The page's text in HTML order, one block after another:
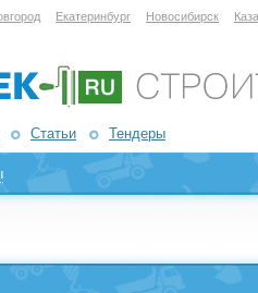
Екатеринбург Новосибирск
Статьи Тендеры